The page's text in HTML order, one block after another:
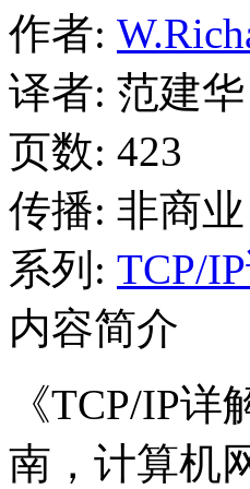
作者:
译者: 范建
页数: 423
传播: 非商
系列: TCP/
内容简介
《TCP/IP
南，计算机